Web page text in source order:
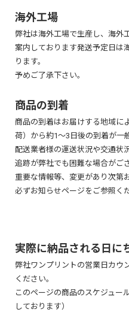
てください。
安全領域を超えて文字や絵柄を
てしまう恐れがあります。
ーで開いてください。(対応バージ
各レイヤーに沿ってデータを作成
・印刷：印刷したいデザインを入
・ガイド：データ作成時の注意事
ヴァンヌーボV-FS(ホ
色の再現性も高く、高級印刷物に
PP加工およびPPフィルムに関する
※薄いフィルムで耐摩擦性は劣る
場合は、PP加工を施してもフィル
※人物写真にPP加工を施すと、PP
パウチ加工
やや厚みのある透明フィルムで印
ーティングする加工で、印刷物を
性があります。
海外工場
弊社は海外工場で生産し、海外
案内しております発送予定日は
ります。
予めご了承下さい。
商品の到着
商品の到着はお届けする地域に
荷）から約1～3日後の到着が一
配送業者様の運送状況や交通状
追跡が弊社でも困難な場合がご
重要な情報等、変更があり次第
必ずお知らせページをご参照く
実際に納品される日に
弊社ワンプリントの営業日カウ
ください。
このページの商品のスケジュー
しております）